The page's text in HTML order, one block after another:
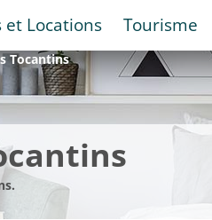
et Locations Tourisme
Tocantins